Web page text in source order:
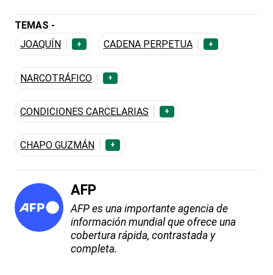
TEMAS -
JOAQUÍN
+ CADENA PERPETUA +
NARCOTRÁFICO +
CONDICIONES CARCELARIAS +
CHAPO GUZMÁN +
AFP
AFP es una importante agencia de
información mundial que ofrece una
cobertura rápida, contrastada y
completa.